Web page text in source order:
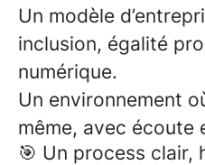
Un modèle
inclusion, égalité
numérique.
Un environnement
même, avec écoute
🎯 Un process clair,